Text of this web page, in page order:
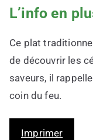
L’info en
Ce plat
de découvrir les
saveurs, il
coin du feu.
Imprimer